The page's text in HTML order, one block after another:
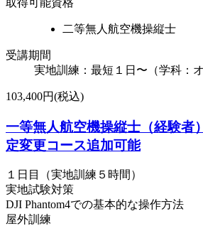
二等無人航空機操縦士
受講期間
実地訓練：最短１日〜（学科：
103,400円(税込)
一等無人航空機操縦士（経験者
定変更コース追加可能
１日目（実地訓練５時間）
実地試験対策
DJI Phantom4での基本的な操作方法
屋外訓練